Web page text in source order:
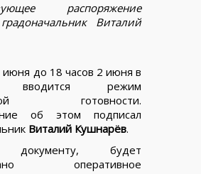
распоряжение
Виталий
июня до 18 часов 2 июня в
вводится режим
готовности.
об этом подписал
Виталий Кушнарёв.
документу, будет
оперативное